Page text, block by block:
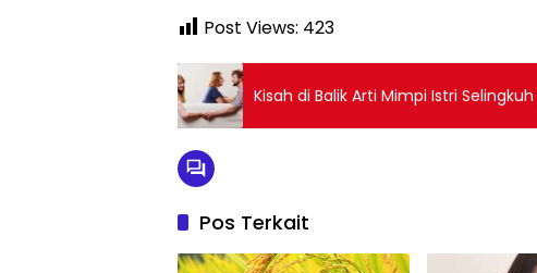
Post Views: 423
Pos Terkait